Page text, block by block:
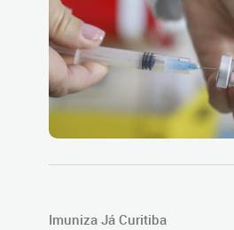
Imuniza Já Curitiba